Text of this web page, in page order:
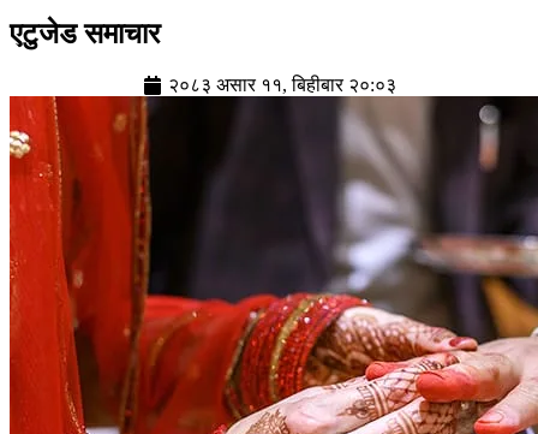
एटुजेड समाचार
२०८३ असार ११, बिहीबार २०:०३